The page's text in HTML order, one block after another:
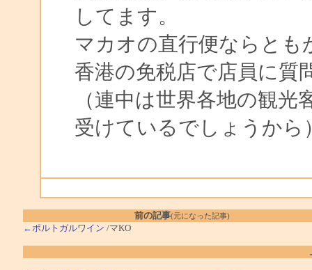
してます。
マカオの直行便ならとも
香港の免税店で店員に質
（連中は世界各地の観
受けているでしょうから
前の記事(元になった記事)
←ポルトガルワイン /マKO